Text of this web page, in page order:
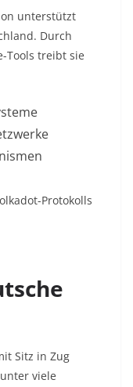
unterstützt
Durch
Tools treibt sie
Protokolls
Sitz in Zug
viele